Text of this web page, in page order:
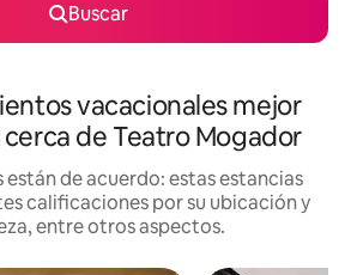
Buscar
vacacionales mejor
de Teatro Mogador
están de acuerdo: estas estancias
calificaciones por su ubicación y
entre otros aspectos.